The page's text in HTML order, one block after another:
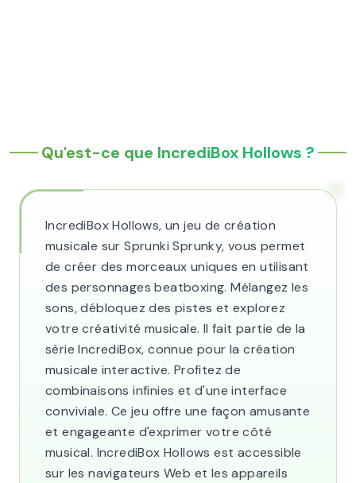
Qu'est-ce que IncrediBox Hollows ?
IncrediBox Hollows, un jeu de création
musicale sur Sprunki Sprunky, vous permet
de créer des morceaux uniques en utilisant
des personnages beatboxing. Mélangez les
sons, débloquez des pistes et explorez
votre créativité musicale. Il fait partie de la
série IncrediBox, connue pour la création
musicale interactive. Profitez de
combinaisons infinies et d'une interface
conviviale. Ce jeu offre une façon amusante
et engageante d'exprimer votre côté
musical. IncrediBox Hollows est accessible
sur les navigateurs Web et les appareils